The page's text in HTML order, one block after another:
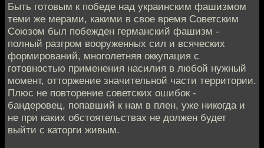
Быть готовым к победе над украинским фашизмом
теми же мерами, какими в свое время Советским
Союзом был побежден германский фашизм -
полный разгром вооруженных сил и всяческих
формирований, многолетняя оккупация с
готовностью применения насилия в любой нужный
момент, отторжение значительной части территории.
Плюс не повторение советских ошибок -
бандеровец, попавший к нам в плен, уже никогда и
не при каких обстоятельствах не должен будет
выйти с каторги живым.